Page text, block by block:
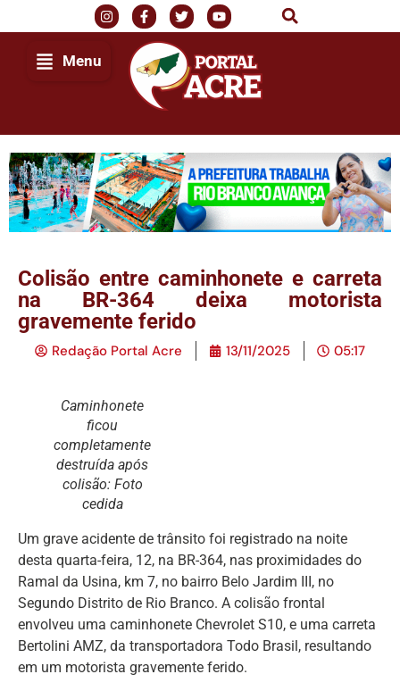
Menu
Colisão entre caminhonete e carreta
na BR-364 deixa motorista
gravemente ferido
Redação Portal Acre 13/11/2025 05:17
Caminhonete
ficou
completamente
destruída após
colisão: Foto
cedida
Um grave acidente de trânsito foi registrado na noite
desta quarta-feira, 12, na BR-364, nas proximidades do
Ramal da Usina, km 7, no bairro Belo Jardim III, no
Segundo Distrito de Rio Branco. A colisão frontal
envolveu uma caminhonete Chevrolet S10, e uma carreta
Bertolini AMZ, da transportadora Todo Brasil, resultando
em um motorista gravemente ferido.